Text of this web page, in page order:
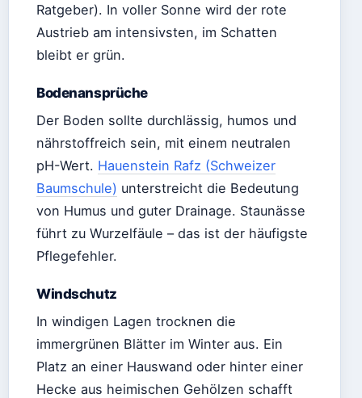
Ratgeber). In voller Sonne wird der rote
Austrieb am intensivsten, im Schatten
bleibt er grün.
Bodenansprüche
Der Boden sollte durchlässig, humos und
nährstoffreich sein, mit einem neutralen
pH-Wert. Hauenstein Rafz (Schweizer
Baumschule) unterstreicht die Bedeutung
von Humus und guter Drainage. Staunässe
führt zu Wurzelfäule – das ist der häufigste
Pflegefehler.
Windschutz
In windigen Lagen trocknen die
immergrünen Blätter im Winter aus. Ein
Platz an einer Hauswand oder hinter einer
Hecke aus heimischen Gehölzen schafft